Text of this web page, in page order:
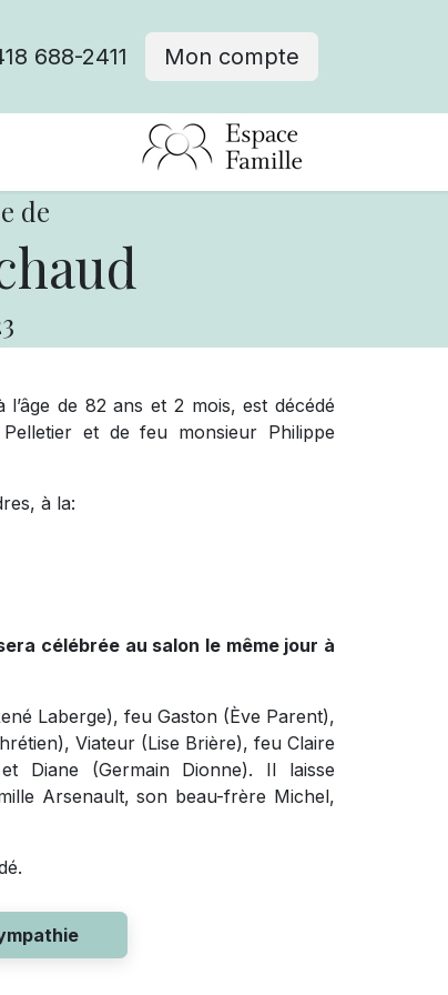
688-2411 Mon compte
de
de 82 ans et 2 mois, est décédé
et de feu monsieur Philippe
à la:
célébrée au salon le même jour à
Laberge), feu Gaston (Ève Parent),
Viateur (Lise Brière), feu Claire
Diane (Germain Dionne). Il laisse
Arsenault, son beau-frère Michel,